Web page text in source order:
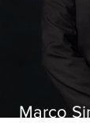
Marco